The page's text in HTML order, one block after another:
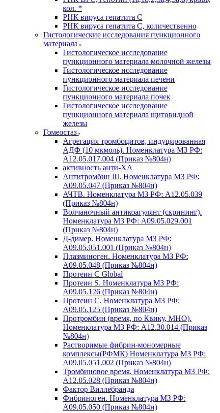
кол. *
РНК вируса гепатита C
РНК вируса гепатита C, количественно
Гистологические исследования пункционного
материала
Гистологическое исследование
пункционного материала молочной железы
Гистологическое исследование
пункционного материала печени
Гистологическое исследование
пункционного материала почек
Гистологическое исследование
пункционного материала щитовидной
железы
Гомеостаз
Агрегация тромбоцитов, индуцированная
АДФ (10 мкмоль). Номенклатура МЗ РФ:
A12.05.017.004 (Приказ №804н)
активность анти-ХА
Антитромбин III. Номенклатура МЗ РФ:
A09.05.047 (Приказ №804н)
АЧТВ. Номенклатура МЗ РФ: A12.05.039
(Приказ №804н)
Волчаночный антикоагулянт (скрининг).
Номенклатура МЗ РФ: A09.05.029.001
(Приказ №804н)
Д-димер. Номенклатура МЗ РФ:
A09.05.051.001 (Приказ №804н)
Плазминоген. Номенклатура МЗ РФ:
A09.05.048 (Приказ №804н)
Протеин C Global
Протеин S. Номенклатура МЗ РФ:
A09.05.126 (Приказ №804н)
Протеин С. Номенклатура МЗ РФ:
A09.05.125 (Приказ №804н)
Протромбин (время, по Квику, МНО).
Номенклатура МЗ РФ: A12.30.014 (Приказ
№804н)
Растворимые фибрин-мономерные
комплексы(РФМК) Номенклатура МЗ РФ:
A09.05.051.002 (Приказ №804н)
Тромбиновое время. Номенклатура МЗ РФ:
A12.05.028 (Приказ №804н)
Фактор Виллебранда
Фибриноген. Номенклатура МЗ РФ:
A09.05.050 (Приказ №804н)